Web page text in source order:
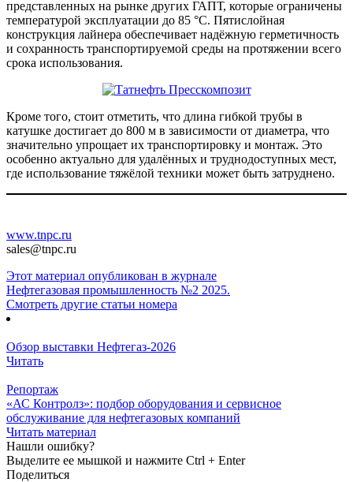
представленных на рынке других ГАПТ, которые ограничены
температурой эксплуатации до 85 °C. Пятислойная
конструкция лайнера обеспечивает надёжную герметичность
и сохранность транспортируемой среды на протяжении всего
срока использования.
Кроме того, стоит отметить, что длина гибкой трубы в
катушке достигает до 800 м в зависимости от диаметра, что
значительно упрощает их транспортировку и монтаж. Это
особенно актуально для удалённых и труднодоступных мест,
где использование тяжёлой техники может быть затруднено.
www.tnpc.ru
sales@tnpc.ru
Этот материал опубликован в журнале
Нефтегазовая промышленность №2 2025.
Смотреть другие статьи номера
Обзор выставки Нефтегаз-2026
Читать
Репортаж
«АС Контролз»: подбор оборудования и сервисное
обслуживание для нефтегазовых компаний
Читать материал
Нашли ошибку?
Выделите ее мышкой и нажмите Ctrl + Enter
Поделиться